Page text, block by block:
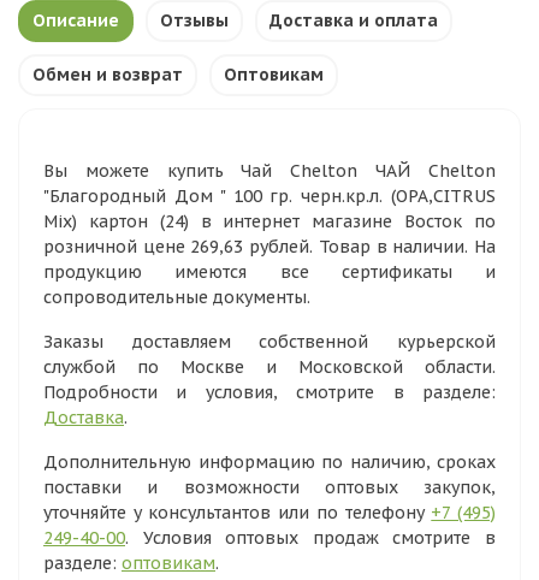
Описание Отзывы Доставка и оплата
Обмен и возврат Оптовикам
Вы можете купить Чай Chelton ЧАЙ Chelton
"Благородный Дом " 100 гр. черн.кр.л. (ОРА,CITRUS
Mix) картон (24) в интернет магазине Восток по
розничной цене 269,63 рублей. Товар в наличии. На
продукцию имеются все сертификаты и
сопроводительные документы.
Заказы доставляем собственной курьерской
службой по Москве и Московской области.
Подробности и условия, смотрите в разделе:
Доставка.
Дополнительную информацию по наличию, сроках
поставки и возможности оптовых закупок,
уточняйте у консультантов или по телефону +7 (495)
249-40-00. Условия оптовых продаж смотрите в
разделе: оптовикам.